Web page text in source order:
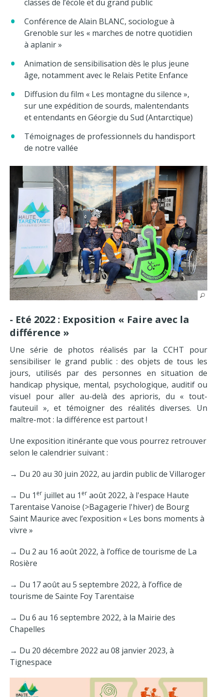
classes de l’école et du grand public
Conférence de Alain BLANC, sociologue à
Grenoble sur les « marches de notre quotidien
à aplanir »
Animation de sensibilisation dès le plus jeune
âge, notamment avec le Relais Petite Enfance
Diffusion du film « Les montagne du silence »,
sur une expédition de sourds, malentendants
et entendants en Géorgie du Sud (Antarctique)
Témoignages de professionnels du handisport
de notre vallée
- Eté 2022 : Exposition « Faire avec la
différence »
Une série de photos réalisés par la CCHT pour
sensibiliser le grand public : des objets de tous les
jours, utilisés par des personnes en situation de
handicap physique, mental, psychologique, auditif ou
visuel pour aller au-delà des aprioris, du « tout-
fauteuil », et témoigner des réalités diverses. Un
maître-mot : la différence est partout !
Une exposition itinérante que vous pourrez retrouver
selon le calendrier suivant :
→ Du 20 au 30 juin 2022, au jardin public de Villaroger
→ Du 1 er juillet au 1 er août 2022, à l'espace Haute
Tarentaise Vanoise (>Bagagerie l'hiver) de Bourg
Saint Maurice avec l’exposition « Les bons moments à
vivre »
→ Du 2 au 16 août 2022, à l’office de tourisme de La
Rosière
→ Du 17 août au 5 septembre 2022, à l’office de
tourisme de Sainte Foy Tarentaise
→ Du 6 au 16 septembre 2022, à la Mairie des
Chapelles
→ Du 20 décembre 2022 au 08 janvier 2023, à
Tignespace